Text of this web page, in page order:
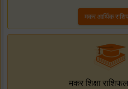
मकर आर्थिक
मकर शिक्षा